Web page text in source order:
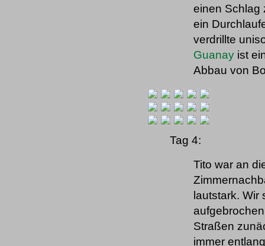
einen Schlag
ein
verdrillte
Guanay ist
Abbau von
Tag 4:
Tito war an
lautstark.
Straßen
immer